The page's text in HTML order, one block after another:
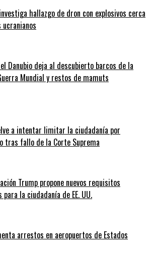
hallazgo de dron con explosivos cerca
ucranianos
Danubio deja al descubierto barcos de la
Mundial y restos de mamuts
a intentar limitar la ciudadanía por
tras fallo de la Corte Suprema
Trump propone nuevos requisitos
para la ciudadanía de EE. UU.
arrestos en aeropuertos de Estados